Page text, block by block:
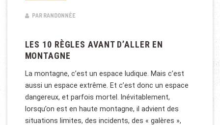
PAR RANDONNÉE
LES 10 RÈGLES AVANT D’ALLER EN
MONTAGNE
La montagne, c’est un espace ludique. Mais c’est
aussi un espace extrême. Et c’est donc un espace
dangereux, et parfois mortel. Inévitablement,
lorsqu’on est en haute montagne, il advient des
situations limites, des incidents, des « galères »,